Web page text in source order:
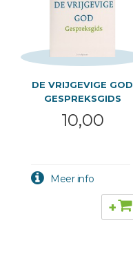
DE VRIJGEVIGE GOD
GESPREKSGIDS
10,00
+